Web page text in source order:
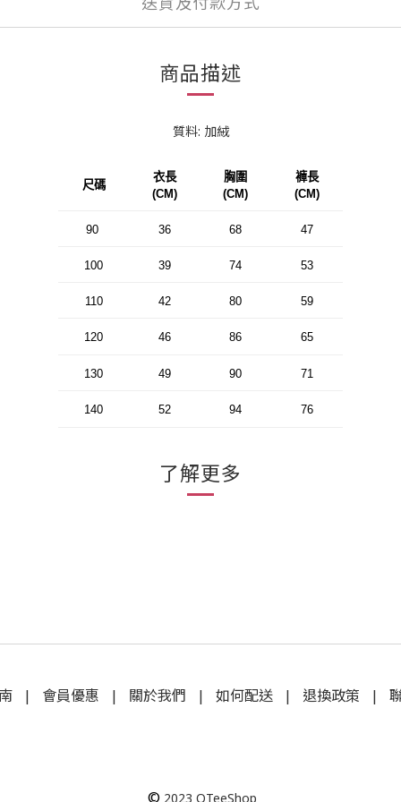
商品描述
質料: 加絨
尺碼
衣長
(CM)
胸圍
(CM)
褲長
(CM)
90 36 68 47
100 39 74 53
110 42 80 59
120 46 86 65
130 49 90 71
140 52 94 76
了解更多
| 會員優惠 | 關於我們 | 如何配送| 退換政策 |
© 2023 QTeeShop